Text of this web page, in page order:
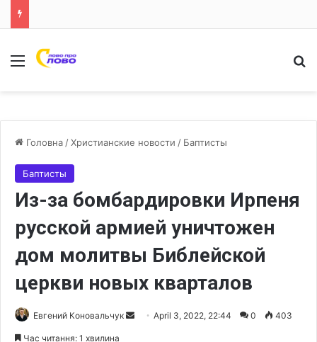
Меню
Головна /Христианские новости / Баптисты
Баптисты
Из-за бомбардировки Ирпеня
русской армией уничтожен
дом молитвы Библейской
церкви новых кварталов
Евгений Коновальчук April 3, 2022, 22:44 0 403
Час читання: 1 хвилина